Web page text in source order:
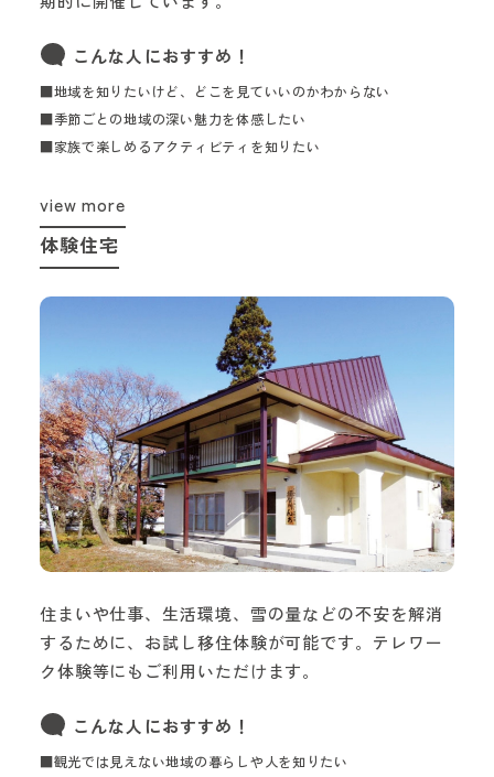
こんな人におすすめ！
■地域を知りたいけど、どこを見ていいのかわからない
■季節ごとの地域の深い魅力を体感したい
■家族で楽しめるアクティビティを知りたい
view more
体験住宅
住まいや仕事、生活環境、雪の量などの不安を解消
するために、お試し移住体験が可能です。テレワー
ク体験等にもご利用いただけます。
こんな人におすすめ！
■観光では見えない地域の暮らしや人を知りたい